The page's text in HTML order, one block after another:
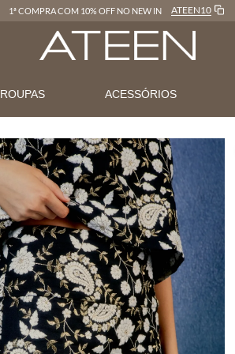
1ª COMPRA COM 10% OFF NO NEW IN ATEEN10
ROUPAS ACESSÓRIOS